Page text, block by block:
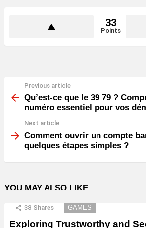
33
Points
more
Previous article
Qu’est-ce que le 39 79 ?
numéro essentiel pour vos
Next article
Comment ouvrir un compte
quelques étapes simples ?
YOU MAY ALSO LIKE
38 Shares GAMES
Exploring Trustworthy and